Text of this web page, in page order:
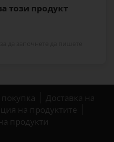
този продукт
Доставка на
на продуктите
продукти